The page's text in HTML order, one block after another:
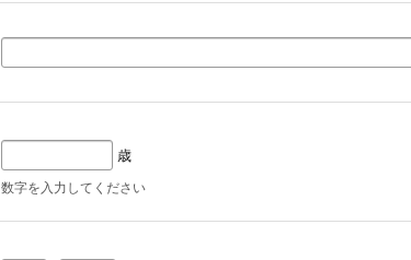
歳
数字を入力してください